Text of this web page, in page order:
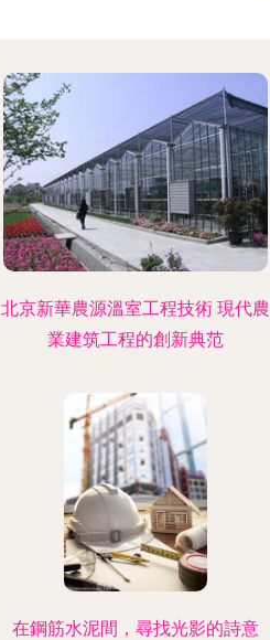
北京新華農源溫室工程技術 現代農
業建筑工程的創新典范
在鋼筋水泥間，尋找光影的詩意